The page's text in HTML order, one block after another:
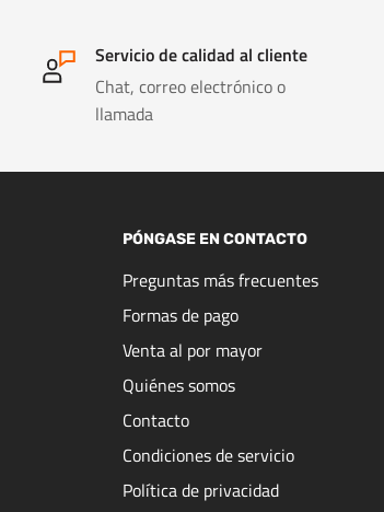
Servicio de calidad al cliente
Chat, correo electrónico o
llamada
PÓNGASE EN CONTACTO
Preguntas más frecuentes
Formas de pago
Venta al por mayor
Quiénes somos
Contacto
Condiciones de servicio
Política de privacidad